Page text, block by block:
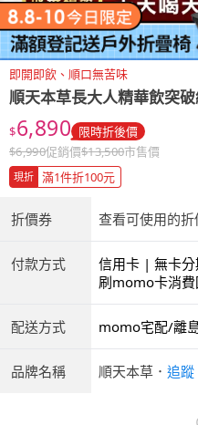
即開即飲、順口無苦味
順天本草長大人精華飲突
$6,890 限時折後價
$6,990促銷價$13,500市售價
現折 滿1件折100元
折價券 查看可使用的折
付款方式
信用卡 | 無卡
商付款 | 銀聯卡
刷momo卡消費
配送方式 momo宅配/離
品牌名稱 順天本草 ． 追蹤